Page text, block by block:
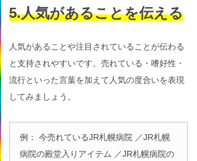
5.人気があることを伝える
人気があることや注目されていることが伝わる
と支持されやすいです。売れている・嗜好性・
流行といった言葉を加えて人気の度合いを表現
してみましょう。
例： 今売れているJR札幌病院 ／JR札幌
病院の殿堂入りアイテム ／JR札幌病院の